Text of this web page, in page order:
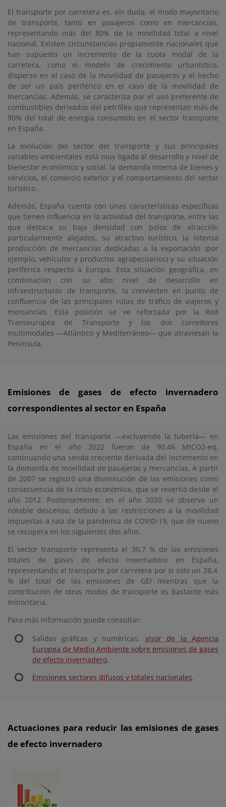
El transporte por carretera es, sin duda, el modo mayoritario
de transporte, tanto en pasajeros como en mercancías,
representando más del 80% de la movilidad total a nivel
nacional. Existen circunstancias propiamente nacionales que
han supuesto un incremento de la cuota modal de la
carretera, como el modelo de crecimiento urbanístico,
disperso en el caso de la movilidad de pasajeros y el hecho
de ser un país periférico en el caso de la movilidad de
mercancías. Además, se caracteriza por el uso preferente de
combustibles derivados del petróleo que representan más de
90% del total de energía consumido en el sector transporte
en España.
La evolución del sector del transporte y sus principales
variables ambientales está muy ligada al desarrollo y nivel de
bienestar económico y social, la demanda interna de bienes y
servicios, el comercio exterior y el comportamiento del sector
turístico.
Además, España cuenta con unas características específicas
que tienen influencia en la actividad del transporte, entre las
que destaca su baja densidad con polos de atracción
particularmente alejados, su atractivo turístico, la intensa
producción de mercancías dedicadas a la exportación (por
ejemplo, vehículos y productos agropecuarios) y su situación
periférica respecto a Europa. Esta situación geográfica, en
combinación con su alto nivel de desarrollo en
infraestructuras de transporte, la convierten en punto de
confluencia de las principales rutas de tráfico de viajeros y
mercancías. Esta posición se ve reforzada por la Red
Transeuropea de Transporte y los dos corredores
multimodales —Atlántico y Mediterráneo— que atraviesan la
Península.
Emisiones de gases de efecto invernadero
correspondientes al sector en España
Las emisiones del transporte —excluyendo la tubería— en
España en el año 2022 fueron de 90,46 MtCO2-eq,
continuando una senda creciente derivada del incremento en
la demanda de movilidad de pasajeros y mercancías. A partir
de 2007 se registró una disminución de las emisiones como
consecuencia de la crisis económica, que se revertió desde el
año 2012. Posteriormente, en el año 2020 se observa un
notable descenso, debido a las restricciones a la movilidad
impuestas a raíz de la pandemia de COVID-19, que de nuevo
se recupera en los siguientes dos años.
El sector transporte representa el 30,7 % de las emisiones
totales de gases de efecto invernadero en España,
representando el transporte por carretera por sí solo un 28,4
% del total de las emisiones de GEI mientras que la
contribución de otros modos de transporte es bastante más
minoritaria.
Para más información puede consultar:
Salidas gráficas y numéricas: visor de la Agencia
Europea de Medio Ambiente sobre emisiones de gases
de efecto invernadero.
Emisiones sectores difusos y totales nacionales.
Actuaciones para reducir las emisiones de gases
de efecto invernadero